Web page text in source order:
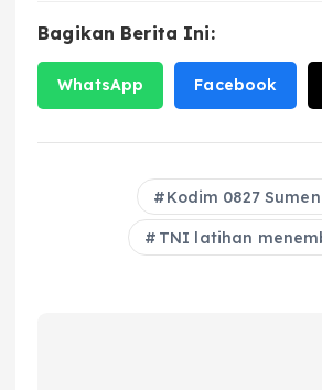
Bagikan Berita Ini:
WhatsApp Facebook
Kodim 0827
TNI latihan